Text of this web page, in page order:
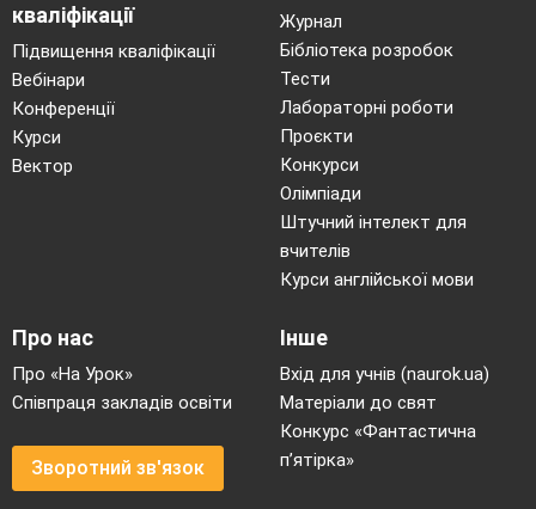
кваліфікації
Підвищення кваліфікації
Вебінари
Конференції
Курси
Вектор
Журнал
Бібліотека розробок
Тести
Лабораторні роботи
Проєкти
Конкурси
Олімпіади
Штучний інтелект для
вчителів
Курси англійської мови
Про нас
Про «На Урок»
Співпраця закладів освіти
Зворотний зв'язок
Інше
Вхід для учнів (naurok.ua)
Матеріали до свят
Конкурс «Фантастична
п’ятірка»